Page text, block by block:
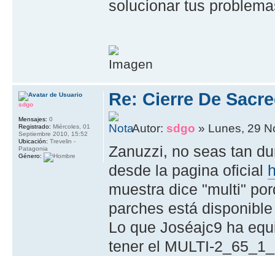
solucionar tus
Re: Cierre De
Autor: sdgo » Lunes, 29
Zanuzzi, no seas tan
desde la pagina oficial
muestra dice "multi"
parches está
Lo que Joséajc9 ha
tener el MULTI-
sdgo
Mensajes: 0
Registrado: Miércoles, 01
Septiembre 2010, 15:52
Ubicación: Trevelin -
Patagonia
Género: